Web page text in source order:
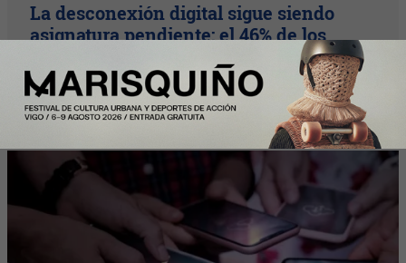
La desconexión digital sigue siendo
asignatura pendiente: el 46% de los
trabajadores desconecta al terminar su
jornada